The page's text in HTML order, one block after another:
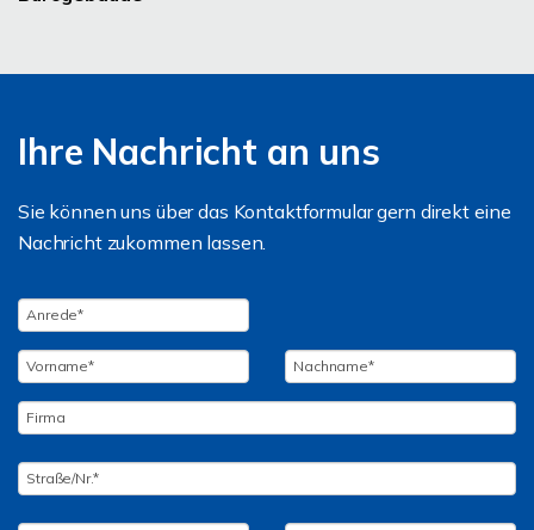
Ihre Nachricht an uns
Sie können uns über das Kontaktformular gern direkt eine
Nachricht zukommen lassen.